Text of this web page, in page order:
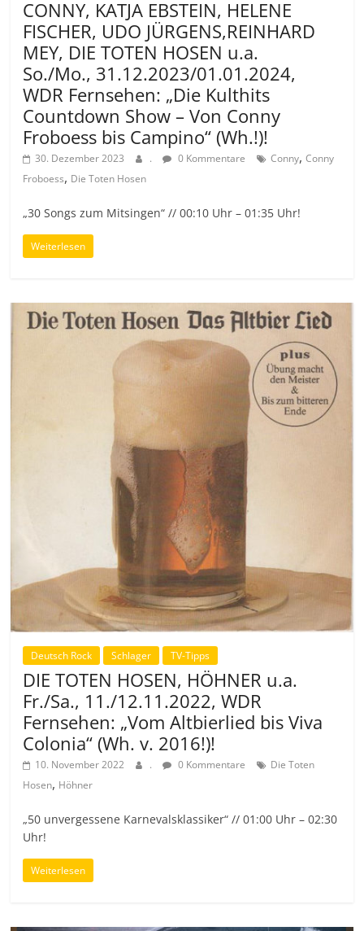
CONNY, KATJA EBSTEIN, HELENE
FISCHER, UDO JÜRGENS,REINHARD
MEY, DIE TOTEN HOSEN u.a.
So./Mo., 31.12.2023/01.01.2024,
WDR Fernsehen: „Die Kulthits
Countdown Show – Von Conny
Froboess bis Campino“ (Wh.!)!
30. Dezember 2023 . 0 Kommentare Conny,Conny
Froboess, Die Toten Hosen
„30 Songs zum Mitsingen“ // 00:10 Uhr – 01:35 Uhr!
Weiterlesen
Deutsch Rock Schlager TV-Tipps
DIE TOTEN HOSEN, HÖHNER u.a.
Fr./Sa., 11./12.11.2022, WDR
Fernsehen: „Vom Altbierlied bis Viva
Colonia“ (Wh. v. 2016!)!
10. November 2022 . 0 Kommentare
Die Toten
Hosen, Höhner
„50 unvergessene Karnevalsklassiker“ // 01:00 Uhr – 02:30
Uhr!
Weiterlesen